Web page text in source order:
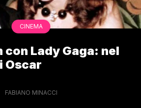
CINEMA
Lady Gaga: nel
Oscar
FABIANO MINACCI